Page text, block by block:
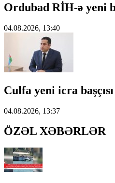
Ordubad RİH-ə yeni
04.08.2026, 13:40
Culfa yeni icra
04.08.2026, 13:37
ÖZƏL XƏBƏRLƏR